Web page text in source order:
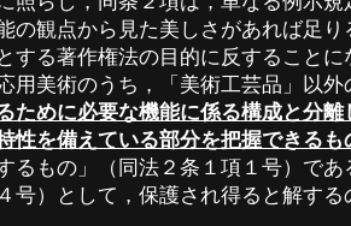
の観点から見た美しさがあれば足
する著作権法の目的に反すること
用美術のうち，「美術工芸品」以
ために必要な機能に係る構成と分
性を備えている部分を把握できるも
るもの」（同法２条１項１号）で
号）として，保護され得ると解する